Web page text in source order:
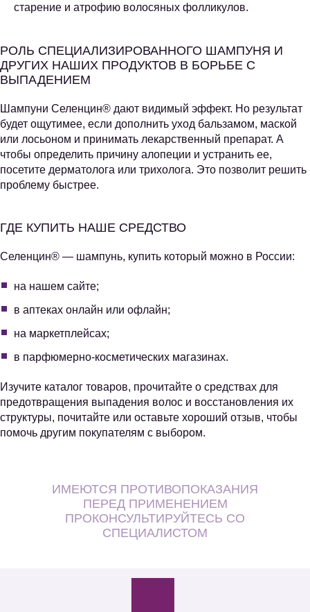
старение и атрофию волосяных фолликулов.
РОЛЬ СПЕЦИАЛИЗИРОВАННОГО ШАМПУНЯ И
ДРУГИХ НАШИХ ПРОДУКТОВ В БОРЬБЕ С
ВЫПАДЕНИЕМ
Шампуни Селенцин® дают видимый эффект. Но результат
будет ощутимее, если дополнить уход бальзамом, маской
или лосьоном и принимать лекарственный препарат. А
чтобы определить причину алопеции и устранить ее,
посетите дерматолога или трихолога. Это позволит решить
проблему быстрее.
ГДЕ КУПИТЬ НАШЕ СРЕДСТВО
Селенцин® — шампунь, купить который можно в России:
на нашем сайте;
в аптеках онлайн или офлайн;
на маркетплейсах;
в парфюмерно-косметических магазинах.
Изучите каталог товаров, прочитайте о средствах для
предотвращения выпадения волос и восстановления их
структуры, почитайте или оставьте хороший отзыв, чтобы
помочь другим покупателям с выбором.
ИМЕЮТСЯ ПРОТИВОПОКАЗАНИЯ
ПЕРЕД ПРИМЕНЕНИЕМ
ПРОКОНСУЛЬТИРУЙТЕСЬ СО
СПЕЦИАЛИСТОМ